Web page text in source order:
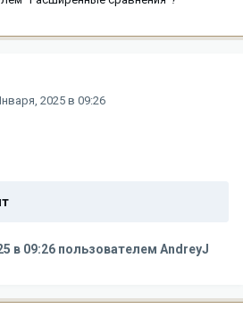
2025 в 09:26
в 09:26 пользователем AndreyJ